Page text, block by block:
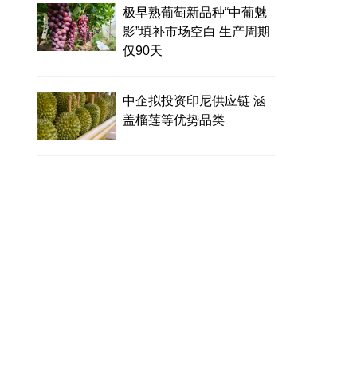
极早熟葡萄新品种“中葡魅
影”填补市场空白 生产周期
仅90天
中企拟投资印尼供应链 涵
盖榴莲等优势品类